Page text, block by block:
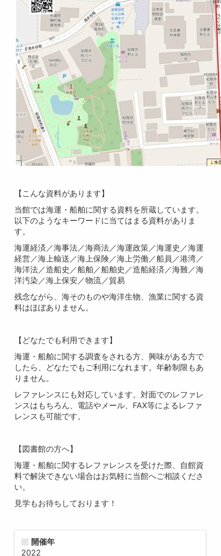
【こんな資料があります】
当館では海運・船舶に関する資料を所蔵しています。
以下のようなキーワードに当てはまる資料がありま
す。
海運経済／海事法／海商法／海運政策／海運史／海運
経営／海上輸送／海上保険／海上労働／船員／港湾／
海洋法／造船史／船舶／船舶史／造船経済／海難／海
洋汚染／海上保安／物流／貿易
残念ながら、海そのものや海洋生物、漁業に関する資
料はほぼありません。
【どなたでも利用できます】
海運・船舶に関する調査をされる方、興味がある方で
したら、どなたでもご利用になれます。年齢制限もあ
りません。
レファレンスにも対応しています。対面でのレファレ
ンスはもちろん、電話やメール、FAX等によるレファ
レンスも可能です。
【図書館の方へ】
海運・船舶に関するレファレンスを受けた際、自館資
料で解決できない場合はお気軽に当館へご相談くださ
い。
見学もお待ちしております！
開催年
2022